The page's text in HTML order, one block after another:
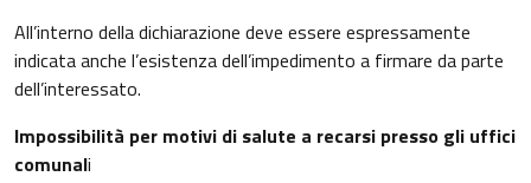
All’interno della dichiarazione deve essere espressamente
indicata anche l’esistenza dell’impedimento a firmare da parte
dell’interessato.
Impossibilità per motivi di salute a recarsi presso gli uffici
comunali